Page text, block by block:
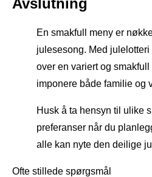
En smakfull meny er
julesesong. Med
over en variert og smakfull
imponere både familie og
Husk å ta hensyn til ulike
preferanser når du
alle kan nyte den deilige
Ofte stillede spørgsmål